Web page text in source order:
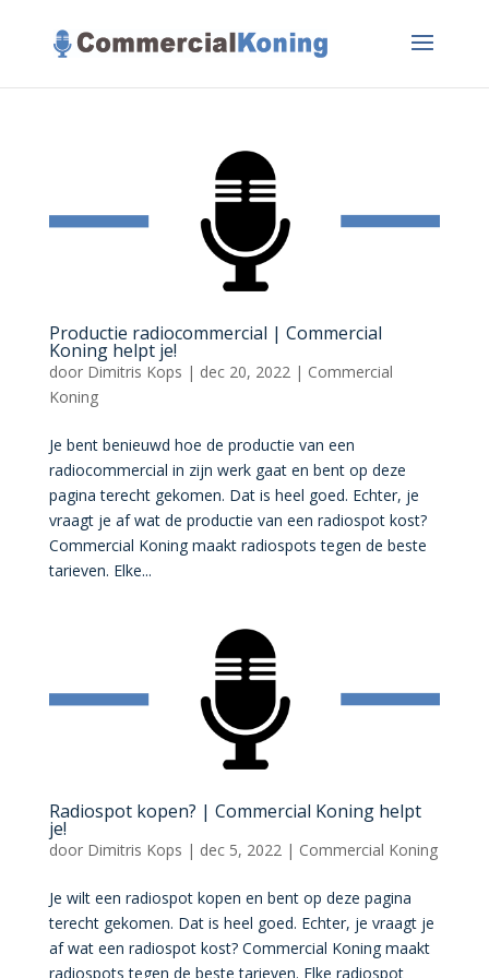
Productie radiocommercial | Commercial
Koning helpt je!
door Dimitris Kops | dec 20, 2022 | Commercial
Koning
Je bent benieuwd hoe de productie van een
radiocommercial in zijn werk gaat en bent op deze
pagina terecht gekomen. Dat is heel goed. Echter, je
vraagt je af wat de productie van een radiospot kost?
Commercial Koning maakt radiospots tegen de beste
tarieven. Elke...
Radiospot kopen? | Commercial Koning helpt
je!
door Dimitris Kops | dec 5, 2022 | Commercial Koning
Je wilt een radiospot kopen en bent op deze pagina
terecht gekomen. Dat is heel goed. Echter, je vraagt je
af wat een radiospot kost? Commercial Koning maakt
radiospots tegen de beste tarieven. Elke radiospot